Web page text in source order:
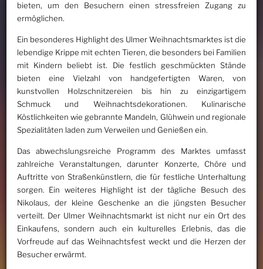
bieten, um den Besuchern einen stressfreien Zugang zu
ermöglichen.
Ein besonderes Highlight des Ulmer Weihnachtsmarktes ist die
lebendige Krippe mit echten Tieren, die besonders bei Familien
mit Kindern beliebt ist. Die festlich geschmückten Stände
bieten eine Vielzahl von handgefertigten Waren, von
kunstvollen Holzschnitzereien bis hin zu einzigartigem
Schmuck und Weihnachtsdekorationen. Kulinarische
Köstlichkeiten wie gebrannte Mandeln, Glühwein und regionale
Spezialitäten laden zum Verweilen und Genießen ein.
Das abwechslungsreiche Programm des Marktes umfasst
zahlreiche Veranstaltungen, darunter Konzerte, Chöre und
Auftritte von Straßenkünstlern, die für festliche Unterhaltung
sorgen. Ein weiteres Highlight ist der tägliche Besuch des
Nikolaus, der kleine Geschenke an die jüngsten Besucher
verteilt. Der Ulmer Weihnachtsmarkt ist nicht nur ein Ort des
Einkaufens, sondern auch ein kulturelles Erlebnis, das die
Vorfreude auf das Weihnachtsfest weckt und die Herzen der
Besucher erwärmt.